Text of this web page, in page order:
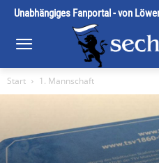
Unabhängiges Fanportal - von
Start 1. Mannschaft